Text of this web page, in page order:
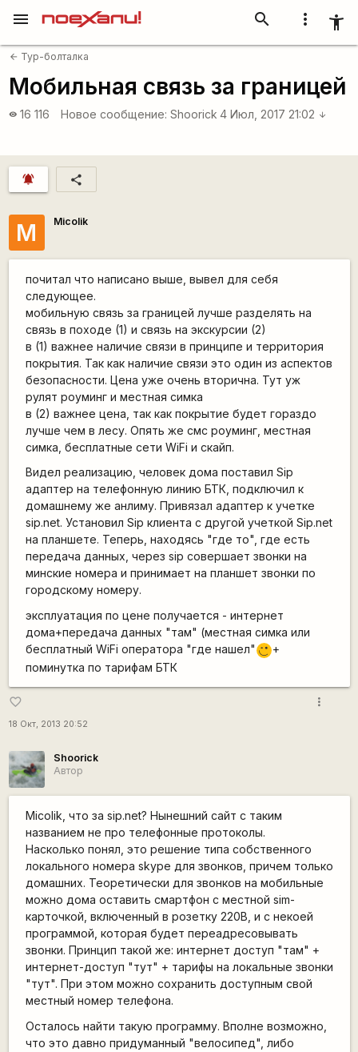
more_vert accessibility_new
search
menu
arrow_back Тур-болталка
Мобильная связь за границей
visibility 16 116 Новое сообщение: Shoorick 4 Июл, 2017 21:02 arrow_downward
notifications_active share
M Micolik
почитал что написано выше, вывел для себя
следующее.
мобильную связь за границей лучше разделять на
связь в походе (1) и связь на экскурсии (2)
в (1) важнее наличие связи в принципе и территория
покрытия. Так как наличие связи это один из аспектов
безопасности. Цена уже очень вторична. Тут уж
рулят роуминг и местная симка
в (2) важнее цена, так как покрытие будет гораздо
лучше чем в лесу. Опять же смс роуминг, местная
симка, бесплатные сети WiFi и скайп.
Видел реализацию, человек дома поставил Sip
адаптер на телефонную линию БТК, подключил к
домашнему же анлиму. Привязал адаптер к учетке
sip.net. Установил Sip клиента с другой учеткой Sip.net
на планшете. Теперь, находясь "где то", где есть
передача данных, через sip совершает звонки на
минские номера и принимает на планшет звонки по
городскому номеру.
эксплуатация по цене получается - интернет
дома+передача данных "там" (местная симка или
бесплатный WiFi оператора "где нашел" ;) +
поминутка по тарифам БТК
favorite_border
18 Окт, 2013 20:52
more_vert
Shoorick
Автор
Micolik, что за sip.net? Нынешний сайт с таким
названием не про телефонные протоколы.
Насколько понял, это решение типа собственного
локального номера skype для звонков, причем только
домашних. Теоретически для звонков на мобильные
можно дома оставить смартфон с местной sim-
карточкой, включенный в розетку 220В, и с некоей
программой, которая будет переадресовывать
звонки. Принцип такой же: интернет доступ "там" +
интернет-доступ "тут" + тарифы на локальные звонки
"тут". При этом можно сохранить доступным свой
местный номер телефона.
Осталось найти такую программу. Вполне возможно,
что это давно придуманный "велосипед", либо